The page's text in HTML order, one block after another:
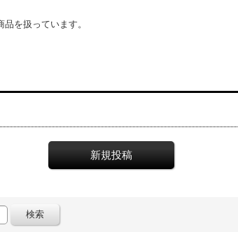
を扱っています。
新規投稿